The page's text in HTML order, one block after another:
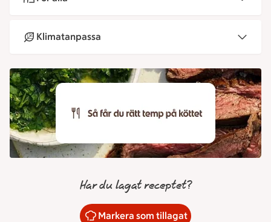
Klimatanpassa
Har du lagat receptet?
Markera som tillagat